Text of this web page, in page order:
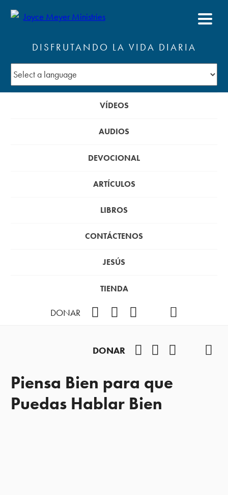
DISFRUTANDO LA VIDA DIARIA
VÍDEOS
AUDIOS
DEVOCIONAL
ARTÍCULOS
LIBROS
CONTÁCTENOS
JESÚS
TIENDA
DONAR
DONAR
Piensa Bien para que
Puedas Hablar Bien